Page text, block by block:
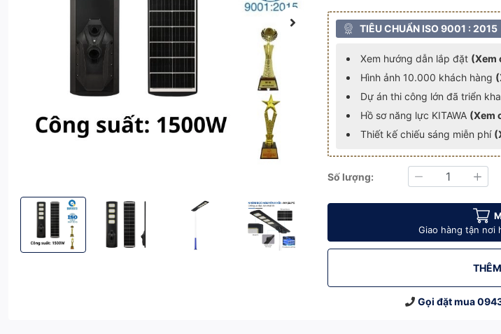
Đèn Liền Thể Công Trình Năng Lượng Mặt Trời 1500W Vỏ Nhôm, Chống Bão - CTLT.CA02.1500
Đèn Liền Thể Công Trình Năng Lượng Mặt Trời 1500W Vỏ Nhôm, Chống Bão -
Đèn Liền Thể Công Trình Năng Lượng Mặt Trời 1500W Vỏ Nhôm, Chống
Đèn Liền Thể Công Trình Năng Lượng Mặt Trời 1500W
Đèn Liền Thể Công Trình Năng Lượng
Đèn Liền Thể Công Trình
TIÊU CHUẨN ISO 9001 : 2015
Xem hướng dẫn lắp đặt (Xem
Hình ảnh 10.000 khách hàng
Dự án thi công lớn đã triển
Hồ sơ năng lực KITAWA (Xem
Thiết kế chiếu sáng miễn phí
Số lượng:
Giảm Tăng
Giao hàng tận nơi
Gọi đặt mua